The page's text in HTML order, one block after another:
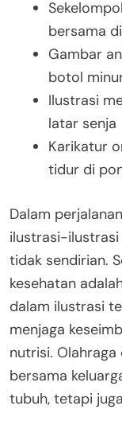
bersama
Gambar
botol
Ilustrasi
latar senja
Karikatur
tidur di
Dalam
ilustrasi-ilustrasi
tidak sendirian.
kesehatan
dalam ilustrasi
menjaga
nutrisi.
bersama
tubuh, tetapi